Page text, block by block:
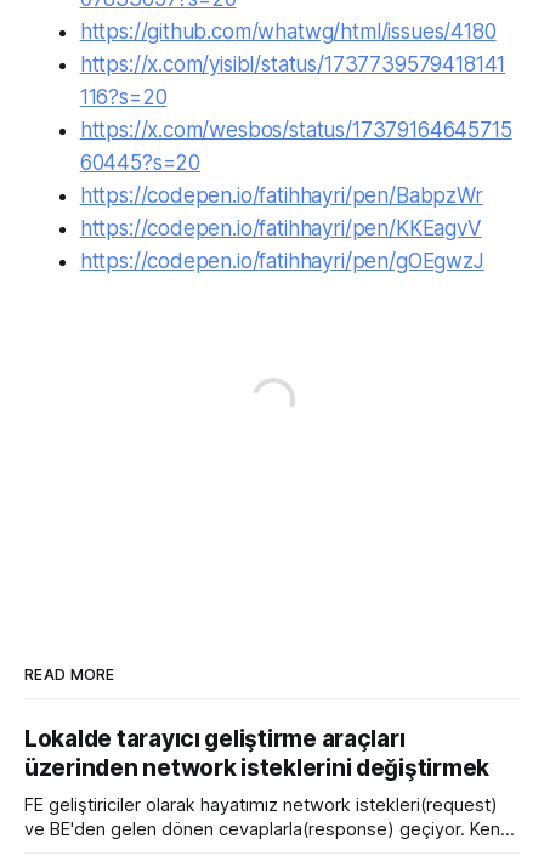
https://github.com/whatwg/html/issues/4180
https://x.com/yisibl/status/1737739579418141
116?s=20
https://x.com/wesbos/status/17379164645715
60445?s=20
https://codepen.io/fatihhayri/pen/BabpzWr
https://codepen.io/fatihhayri/pen/KKEagvV
https://codepen.io/fatihhayri/pen/gOEgwzJ
READ MORE
Lokalde tarayıcı geliştirme araçları
üzerinden network isteklerini değiştirmek
FE geliştiriciler olarak hayatımız network istekleri(request)
ve BE'den gelen dönen cevaplarla(response) geçiyor. Kendi